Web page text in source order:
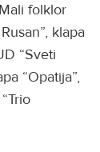
folklor
klapa
“Sveti
“Opatija”,